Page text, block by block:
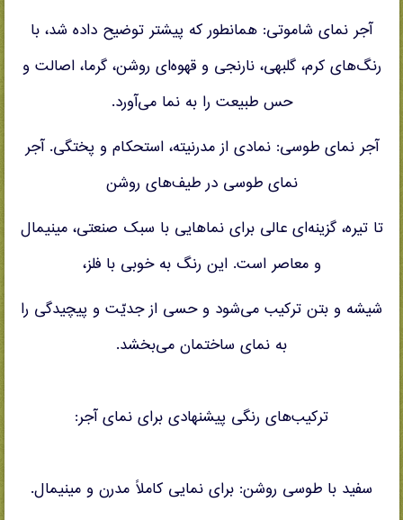
آجر نمای شاموتی: همانطور که پیشتر توضیح داده شد، با
رنگ‌های کرم، گلبهی، نارنجی و قهوه‌ای روشن، گرما، اصالت و
حس طبیعت را به نما می‌آورد.
آجر نمای طوسی: نمادی از مدرنیته، استحکام و پختگی. آجر
نمای طوسی در طیف‌های روشن
تا تیره، گزینه‌ای عالی برای نماهایی با سبک صنعتی، مینیمال
و معاصر است. این رنگ به خوبی با فلز،
شیشه و بتن ترکیب می‌شود و حسی از جدیّت و پیچیدگی را
به نمای ساختمان می‌بخشد.
ترکیب‌های رنگی پیشنهادی برای نمای آجر:
سفید با طوسی روشن: برای نمایی کاملاً مدرن و مینیمال.